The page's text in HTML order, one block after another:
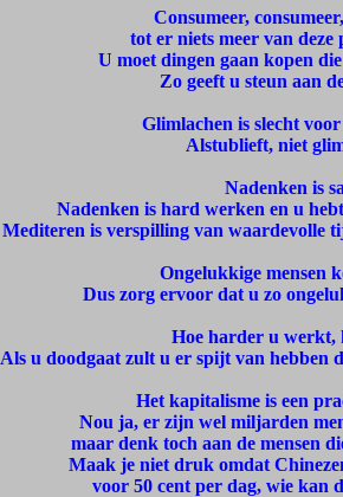
Consumeer,
tot er niets meer van deze
U moet dingen gaan kopen
Zo geeft u steun aan
Glimlachen is slecht voor
Alstublieft, niet
Nadenken is
Nadenken is hard werken en u
Mediteren is verspilling van waardevolle
Ongelukkige mensen
Dus zorg ervoor dat u zo
Hoe harder u werkt,
Als u doodgaat zult u er spijt van hebben
Het kapitalisme is een
Nou ja, er zijn wel miljarden
maar denk toch aan de mensen
Maak je niet druk omdat
voor 50 cent per dag, wie kan